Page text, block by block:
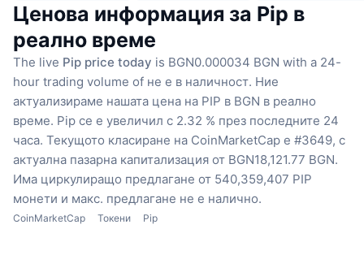
Ценова информация за Pip в
реално време
The live Pip price today is BGN0.000034 BGN with a 24-
hour trading volume of не е в наличност. Ние
актуализираме нашата цена на PIP в BGN в реално
време. Pip се е увеличил с 2.32 % през последните 24
часа. Текущото класиране на CoinMarketCap е #3649, с
актуална пазарна капитализация от BGN18,121.77 BGN.
Има циркулиращо предлагане от 540,359,407 PIP
монети и макс. предлагане не е налично.
CoinMarketCap Токени Pip